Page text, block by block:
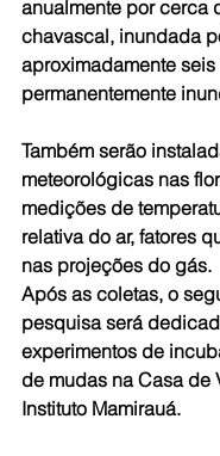
anualmente por cerca
chavascal, inundada
aproximadamente
permanentemente
Também serão
meteorológicas nas
medições de
relativa do ar, fatores
nas projeções do gás.
Após as coletas, o
pesquisa será
experimentos de
de mudas na Casa de
Instituto Mamirauá.